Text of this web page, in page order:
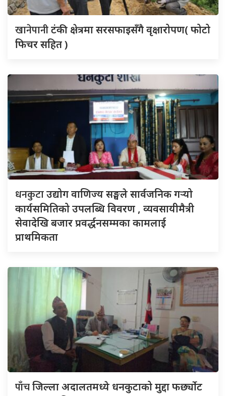
खानेपानीटंकी क्षेत्रमा सरसफाइसँगै वृक्षारोपण( फोटो
फिचर सहित )
धनकुटाउद्योग वाणिज्य सङ्घले सार्वजनिक गर्‍यो
कार्यसमितिको उपलब्धि विवरण , व्यवसायीमैत्री
सेवादेखि बजार प्रवर्द्धनसम्मका कामलाई
प्राथमिकता
पाँचजिल्ला अदालतमध्ये धनकुटाको मुद्दा फर्छ्योट